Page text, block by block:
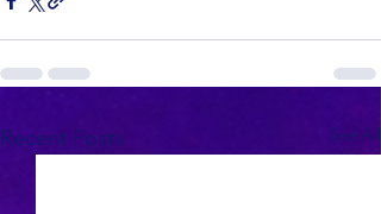
Recent Posts See All